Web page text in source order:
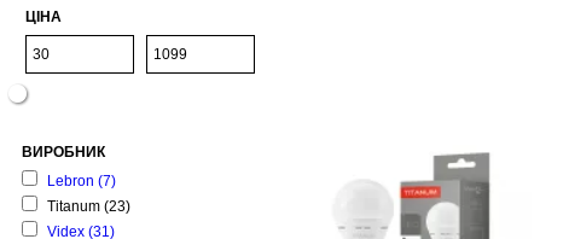
ЦІНА
ВИРОБНИК
Lebron (7)
Titanum (23)
Videx (31)